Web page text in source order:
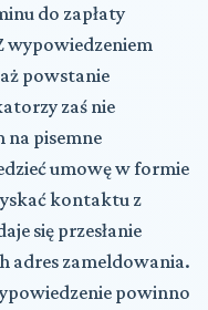
do zapłaty
wypowiedzeniem
powstanie
zaś nie
na pisemne
umowę w formie
kontaktu z
się przesłanie
adres zameldowania.
powinno